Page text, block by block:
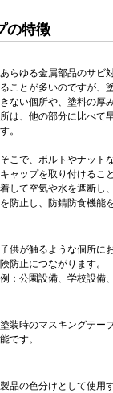
の特徴
あらゆる金属部品のサビ
ることが多いのですが、
きない個所や、塗料の厚
所は、他の部分に比べて
す。
そこで、ボルトやナット
キャップを取り付けるこ
着して空気や水を遮断し
を防止し、防錆防食機能
子供が触るような個所に
険防止につながります。
例：公園設備、学校設
塗装時のマスキングテー
能です。
製品の色分けとして使用